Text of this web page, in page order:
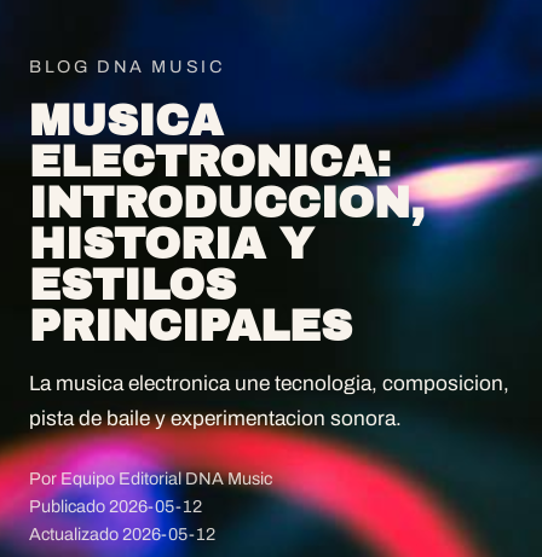
BLOG DNA MUSIC
MUSICA
ELECTRONICA:
INTRODUCCION,
HISTORIA Y
ESTILOS
PRINCIPALES
La musica electronica une tecnologia, composicion,
pista de baile y experimentacion sonora.
Por Equipo Editorial DNA Music
Publicado2026-05-12
Actualizado2026-05-12